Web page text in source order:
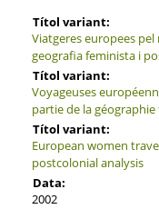
Títol variant:
Viatgeres europees
geografia feminista i
Títol variant:
Voyageuses
partie de la
Títol variant:
European women
postcolonial analysis
Data:
2002